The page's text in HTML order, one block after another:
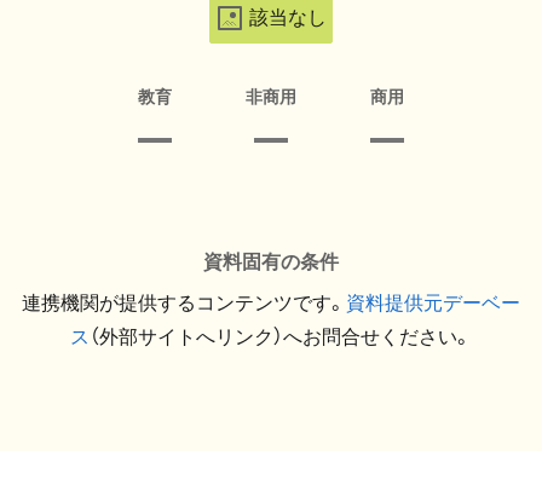
該当なし
教育 非商用 商用
資料固有の条件
連携機関が提供するコンテンツです。 資料提供元デーベー
ス （外部サイトへリンク）へお問合せください。